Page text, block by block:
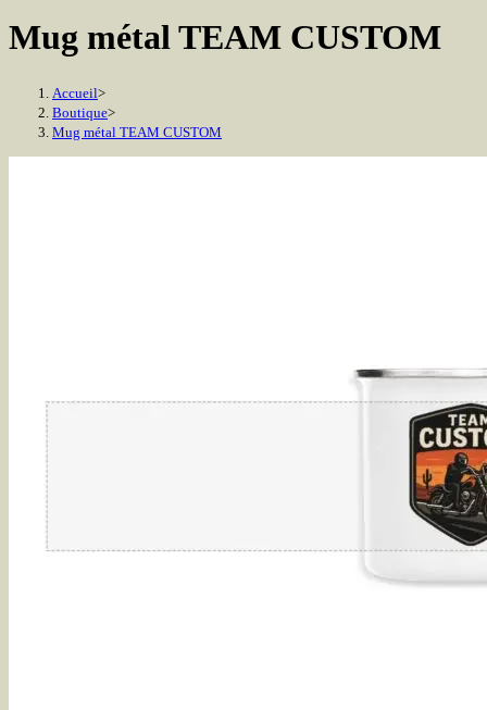
Mug métal TEAM CUSTOM
Accueil>
Boutique>
Mug métal TEAM CUSTOM